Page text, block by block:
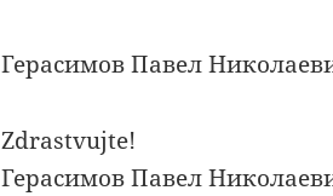
Герасимов Павел
Zdrastvujte!
Герасимов Павел